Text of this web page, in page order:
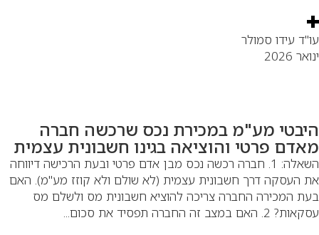
עידו סמולר
2026
מע"מ במכירת נכס שרכשה חברה
פרטי והוציאה בגינו חשבונית עצמית
השאלה: 1. חברה רכשה נכס מבן אדם פרטי ובעת הרכישה דיווחה
העסקה דרך חשבונית עצמית (לא שולם ולא קוזז מע"מ). האם
המכירה החברה צריכה להוציא חשבונית מס ולשלם מס
האם במצב זה החברה תפסיד את סכום...